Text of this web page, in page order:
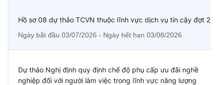
Hồ sơ 08 dự thảo TCVN thuộc lĩnh vực dịch vụ tin cậy đợt 2
Ngày bắt đầu 03/07/2026 - Ngày hết hạn 03/08/2026
Dự thảo Nghị định quy định chế độ phụ cấp ưu đãi nghề
nghiệp đối với người làm việc trong lĩnh vực năng lượng